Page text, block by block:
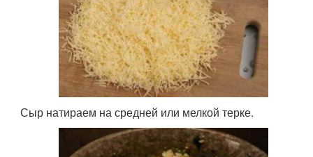
Сыр натираем на средней или мелкой терке.